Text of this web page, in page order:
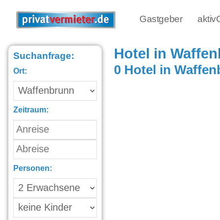
Gastgeber
Suchanfrage:
Ort:
Zeitraum:
Personen:
Hotel in
0 Hotel in